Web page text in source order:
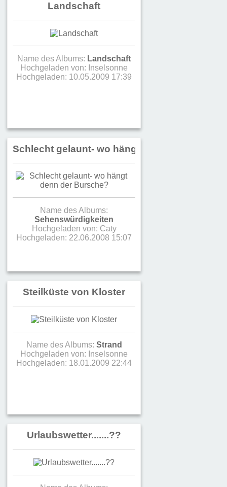
Landschaft
Name des Albums: Landschaft
Hochgeladen von: Inselsonne
Hochgeladen: 10.05.2009 17:39
Schlecht gelaunt- wo hängt denn der
Name des Albums:
Sehenswürdigkeiten
Hochgeladen von: Caty
Hochgeladen: 22.06.2008 15:07
Steilküste von Kloster
Name des Albums: Strand
Hochgeladen von: Inselsonne
Hochgeladen: 18.01.2009 22:44
Urlaubswetter.......??